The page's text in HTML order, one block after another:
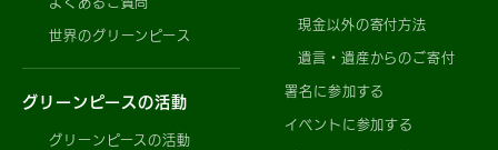
よくあるご質問
世界のグリーンピース
グリーンピースの活動
グリーンピースの活動
現金以外の寄付方法
遺言・遺産からのご寄付
署名に参加する
イベントに参加する